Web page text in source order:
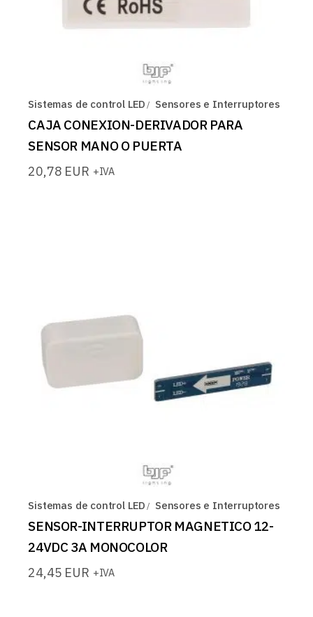
Sistemas de control LED Sensores e Interruptores
CAJA CONEXION-DERIVADOR PARA
SENSOR MANO O PUERTA
20,78 EUR +IVA
Sistemas de control LED Sensores e Interruptores
SENSOR-INTERRUPTOR MAGNETICO 12-
24VDC 3A MONOCOLOR
24,45 EUR +IVA